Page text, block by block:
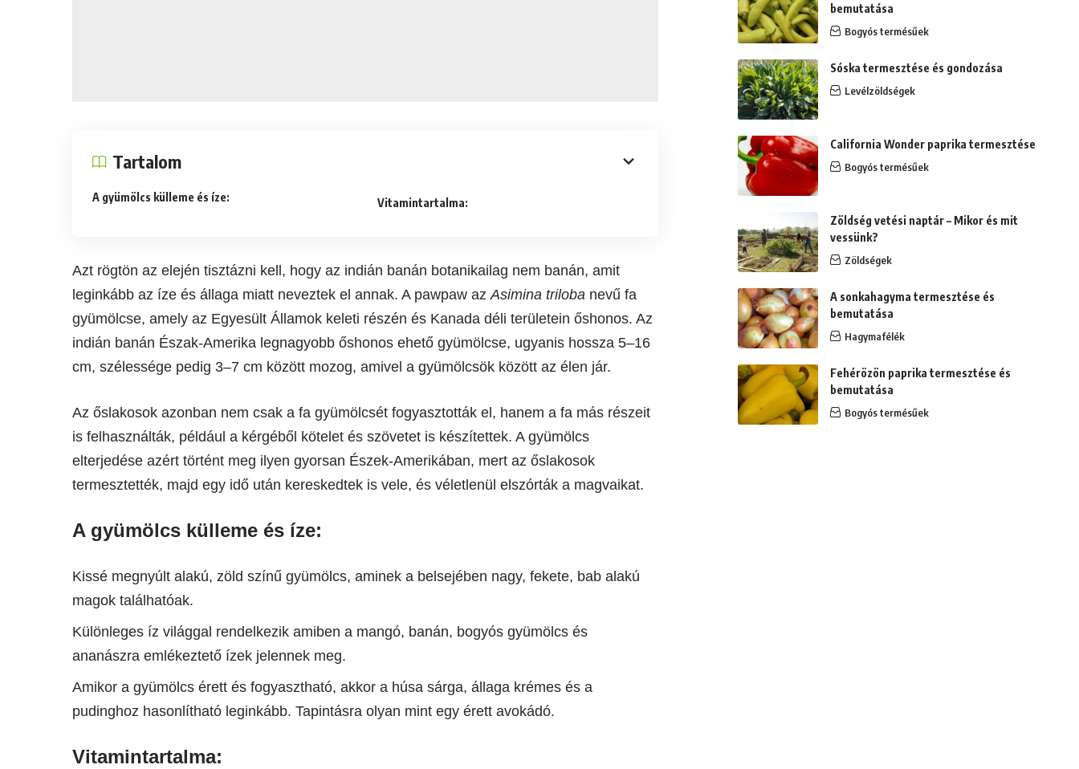
Tartalom
A gyümölcs külleme és íze: Vitamintartalma:
Azt rögtön az elején tisztázni kell, hogy az indián banán botanikailag nem banán, amit
leginkább az íze és állaga miatt neveztek el annak. A pawpaw azAsimina triloba nevű fa
gyümölcse, amely az Egyesült Államok keleti részén és Kanada déli területein őshonos. Az
indián banán Észak-Amerika legnagyobb őshonos ehető gyümölcse, ugyanis hossza 5–16
cm, szélessége pedig 3–7 cm között mozog, amivel a gyümölcsök között az élen jár.
Az őslakosok azonban nem csak a fa gyümölcsét fogyasztották el, hanem a fa más részeit
is felhasználták, például a kérgéből kötelet és szövetet is készítettek. A gyümölcs
elterjedése azért történt meg ilyen gyorsan Észek-Amerikában, mert az őslakosok
termesztették, majd egy idő után kereskedtek is vele, és véletlenül elszórták a magvaikat.
A gyümölcs külleme és íze:
Kissé megnyúlt alakú, zöld színű gyümölcs, aminek a belsejében nagy, fekete, bab alakú
magok találhatóak.
Különleges íz világgal rendelkezik amiben a mangó, banán, bogyós gyümölcs és
ananászra emlékeztető ízek jelennek meg.
Amikor a gyümölcs érett és fogyasztható, akkor a húsa sárga, állaga krémes és a
pudinghoz hasonlítható leginkább. Tapintásra olyan mint egy érett avokádó.
Vitamintartalma:
bemutatása
Bogyós termésűek
Sóska termesztése és gondozása
Levélzöldségek
California Wonder paprika termesztése
Bogyós termésűek
Zöldség vetési naptár – Mikor és mit
vessünk?
Zöldségek
A sonkahagyma termesztése és
bemutatása
Hagymafélék
Fehérözön paprika termesztése és
bemutatása
Bogyós termésűek